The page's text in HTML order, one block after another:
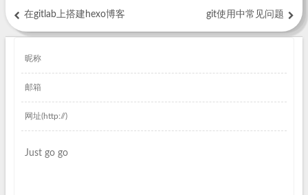
在gitlab上搭建hexo博客 git使用中常见问题